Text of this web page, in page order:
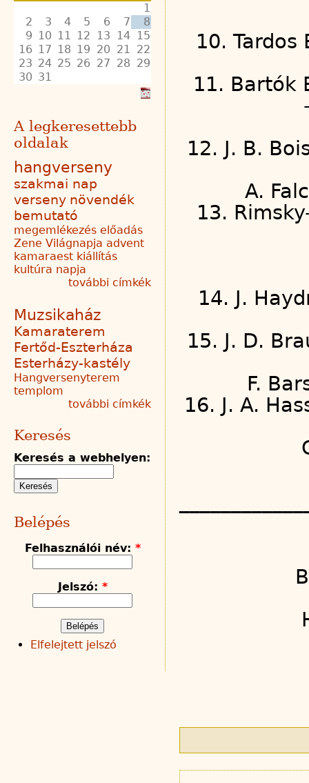
10.
11. Bartók
12. J. B.
A.
13.
14. J.
15. J. D.
F.
16. J. A.
1
2
3 4 5 6 7
8
9 10 11 12 13 14 15
16 17 18 19 20 21
22
23 24 25 26 27 28 29
30 31
A legkeresettebb
oldalak
hangverseny
szakmai nap
verseny növendék
bemutató
megemlékezés előadás
Zene Világnapja advent
kamaraest kiállítás
kultúra napja
további címkék
Muzsikaház
Kamaraterem
Fertőd-Eszterháza
Esterházy-kastély
Hangversenyterem
templom
további címkék
Keresés
Keresés a webhelyen:
Belépés
Felhasználói név: *
Jelszó: *
Elfelejtett jelszó